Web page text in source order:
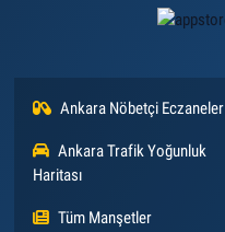
Ankara Nöbetçi Eczaneler
Ankara Trafik Yoğunluk
Haritası
Tüm Manşetler